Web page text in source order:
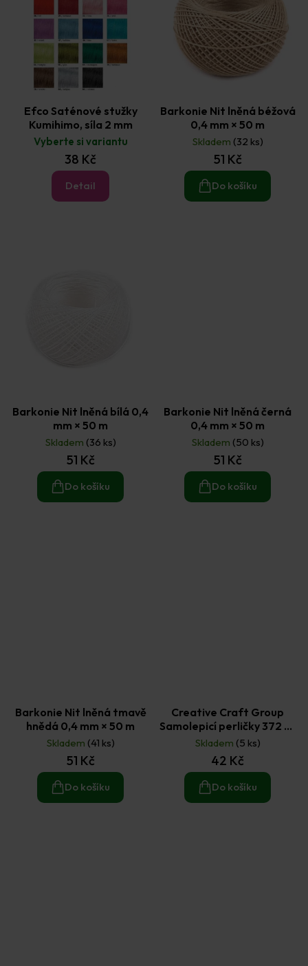
Efco Saténové stužky
Kumihimo, síla 2 mm
Vyberte si variantu
38 Kč
Detail
Barkonie Nit lněná béžová
0,4 mm × 50 m
Skladem (32 ks)
51 Kč
Do košíku
Barkonie Nit lněná bílá 0,4
mm × 50 m
Skladem (36 ks)
51 Kč
Do košíku
Barkonie Nit lněná černá
0,4 mm × 50 m
Skladem (50 ks)
51 Kč
Do košíku
Barkonie Nit lněná tmavě
hnědá 0,4 mm × 50 m
Skladem (41 ks)
51 Kč
Do košíku
Creative Craft Group
Samolepicí perličky 372 ks
- bílé a fialové
Skladem (5 ks)
42 Kč
Do košíku